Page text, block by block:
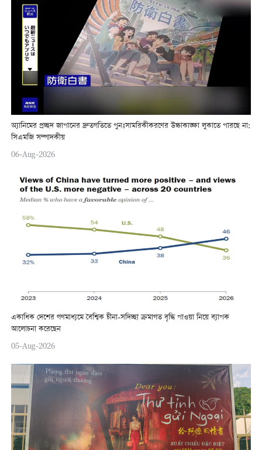
অ্যানিমের প্রচ্ছদ জাপানের দ্রুতগতিতে পুনঃসামরিকীকরণের উচ্চাকাঙ্ক্ষা লুকাতে পারছে না:
সিএমজি সম্পাদকীয়
06-Aug-2026
একাধিক দেশের গণমাধ্যমে বৈশ্বিক চীনা-সদিচ্ছা ক্রমাগত বৃদ্ধি পাওয়া নিয়ে ব্যাপক
আলোচনা করেছেন
05-Aug-2026